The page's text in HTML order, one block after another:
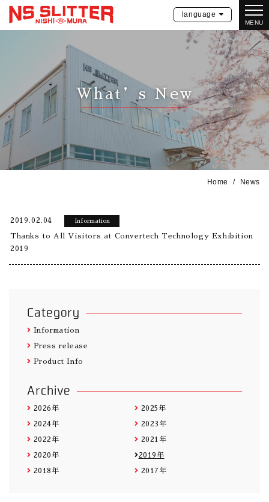
MENU
language
What’s New
Home News
2019.02.04 Information
Thanks to All Visitors at Convertech Technology Exhibition
2019
Category
Information
Press release
Product Info
Archive
2026年 2025年
2024年 2023年
2022年 2021年
2020年 2019年
2018年 2017年